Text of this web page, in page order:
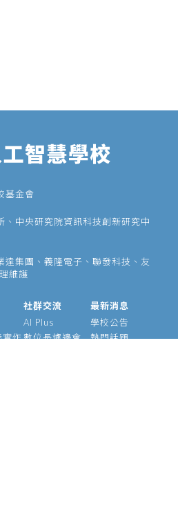
基金會
、中央研究院資訊科技創新研究中
達集團、義隆電子、聯發科技、友
維護
實作
社群交流
AI Plus
數位長爐邊會
最新消息
學校公告
熱門話題